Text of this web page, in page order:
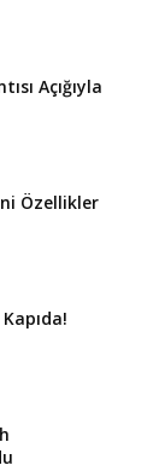
Açığıyla
Özellikler